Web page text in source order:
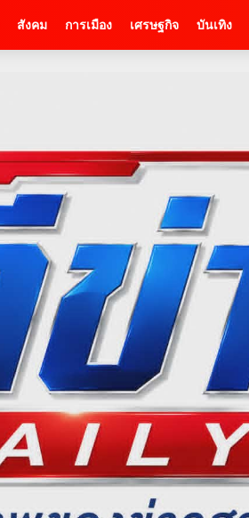
สังคม การเมือง เศรษฐกิจ บันเทิง